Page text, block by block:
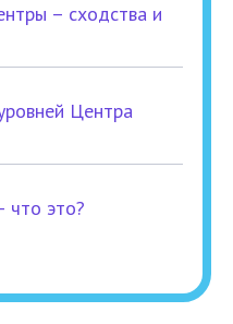
– сходства и
Центра
что это?